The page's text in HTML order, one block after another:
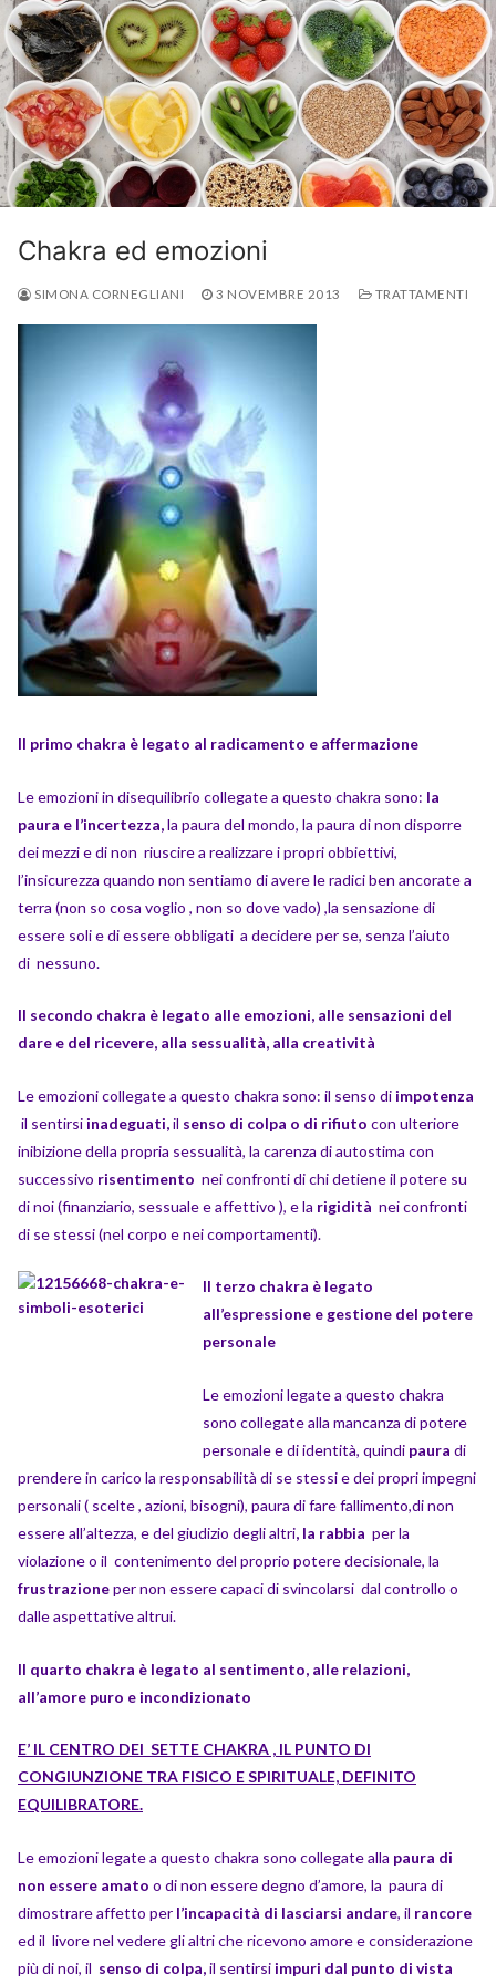
Chakra ed emozioni
SIMONA CORNEGLIANI 3 NOVEMBRE 2013 TRATTAMENTI
Il primo chakra è legato al radicamento e affermazione
Le emozioni in disequilibrio collegate a questo chakra sono: la
paura e l’incertezza,la paura del mondo, la paura di non disporre
dei mezzi e di non riuscire a realizzare i propri obbiettivi,
l’insicurezza quando non sentiamo di avere le radici ben ancorate a
terra (non so cosa voglio , non so dove vado) ,la sensazione di
essere soli e di essere obbligati a decidere per se, senza l’aiuto
di nessuno.
Il secondo chakra è legato alle emozioni, alle sensazioni del
dare e del ricevere, alla sessualità, alla creatività
Le emozioni collegate a questo chakra sono: il senso di impotenza
il sentirsi inadeguati,il senso di colpa o di rifiuto con ulteriore
inibizione della propria sessualità, la carenza di autostima con
successivo risentimento nei confronti di chi detiene il potere su
di noi (finanziario, sessuale e affettivo ), e la rigidità nei confronti
di se stessi (nel corpo e nei comportamenti).
Il terzo chakra è legato
all’espressione e gestione del potere
personale
Le emozioni legate a questo chakra
sono collegate alla mancanza di potere
personale e di identità, quindi paura di
prendere in carico la responsabilità di se stessi e dei propri impegni
personali ( scelte , azioni, bisogni), paura di fare fallimento,di non
essere all’altezza, e del giudizio degli altri, la rabbia per la
violazione o il contenimento del proprio potere decisionale, la
frustrazioneper non essere capaci di svincolarsi dal controllo o
dalle aspettative altrui.
Il quarto chakra è legato al sentimento, alle relazioni,
all’amore puro e incondizionato
E’ IL CENTRO DEI SETTE CHAKRA , IL PUNTO DI
CONGIUNZIONE TRA FISICO E SPIRITUALE, DEFINITO
EQUILIBRATORE.
Le emozioni legate a questo chakra sono collegate alla paura di
non essere amato o di non essere degno d’amore, la paura di
dimostrare affetto per l’incapacità di lasciarsi andare, il rancore
ed il livore nel vedere gli altri che ricevono amore e considerazione
più di noi, il senso di colpa,il sentirsi impuri dal punto di vista